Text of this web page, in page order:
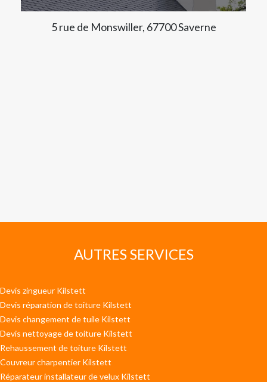
5 rue de Monswiller, 67700 Saverne
AUTRES SERVICES
Devis zingueur Kilstett
Devis réparation de toiture Kilstett
Devis changement de tuile Kilstett
Devis nettoyage de toiture Kilstett
Rehaussement de toiture Kilstett
Couvreur charpentier Kilstett
Réparateur installateur de velux Kilstett